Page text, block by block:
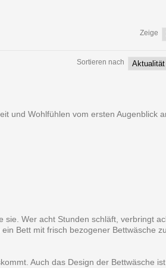
Zeige
Sortieren nach
und Wohlfühlen vom ersten Augenblick
sie. Wer acht Stunden schläft, verbringt
Bett mit frisch bezogener Bettwäsche
Auch das Design der Bettwäsche